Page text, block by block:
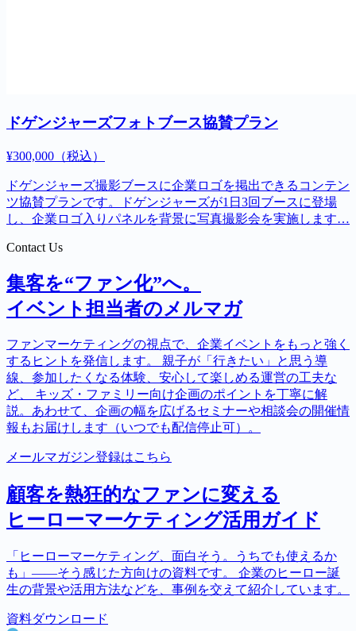
Contact Us
集客を“ファン化”へ。
イベント担当者のメルマガ
ファンマーケティングの視点で、企業イベントをもっと強く
するヒントを発信します。 親子が「行きたい」と思う導
線、参加したくなる体験、安心して楽しめる運営の工夫な
ど、 キッズ・ファミリー向け企画のポイントを丁寧に解
説。あわせて、企画の幅を広げるセミナーや相談会の開催情
報もお届けします（いつでも配信停止可）。
メールマガジン登録はこちら
顧客を熱狂的なファンに変える
ヒーローマーケティング活用ガイド
「ヒーローマーケティング、面白そう。うちでも使えるか
も」――そう感じた方向けの資料です。 企業のヒーロー誕
生の背景や活用方法などを、事例を交えて紹介しています。
資料ダウンロード